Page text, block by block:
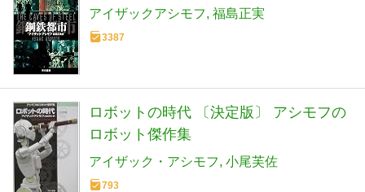
アイザックアシモフ 福島正実
3387
ロボットの時代 〔決定版〕 アシモフの
ロボット傑作集
アイザック・アシモフ 小尾芙佐
793